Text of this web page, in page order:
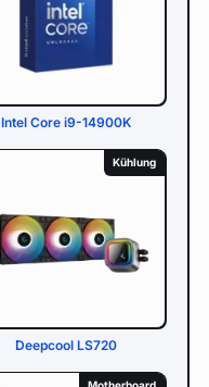
Intel Core i9-14900K
Kühlung
Deepcool LS720